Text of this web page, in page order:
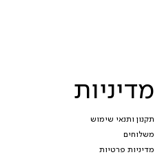
מדיניות
תקנון ותנאי שימוש
משלוחים
מדיניות פרטיות